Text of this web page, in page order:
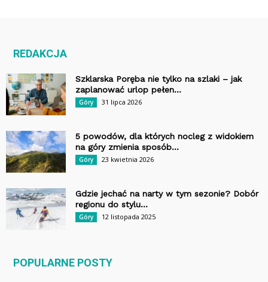
REDAKCJA
Szklarska Poręba nie tylko na szlaki – jak
zaplanować urlop pełen...
Góry 31 lipca 2026
5 powodów, dla których nocleg z widokiem
na góry zmienia sposób...
Góry 23 kwietnia 2026
Gdzie jechać na narty w tym sezonie? Dobór
regionu do stylu...
Góry 12 listopada 2025
POPULARNE POSTY